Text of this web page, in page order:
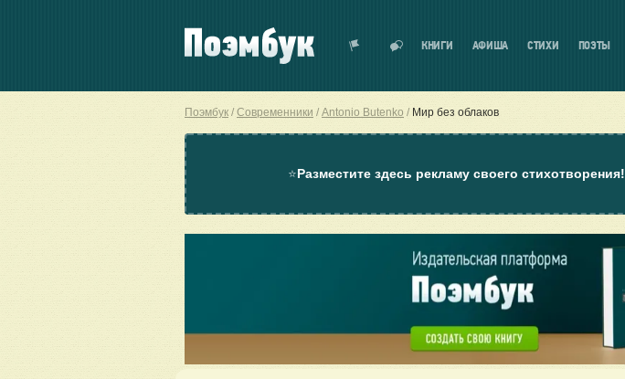
КНИГИ АФИША СТИХИ ПОЭТЫ
Поэмбук Современники Antonio Butenko Мир без облаков
⭐Разместите здесь рекламу своего стихотворения!